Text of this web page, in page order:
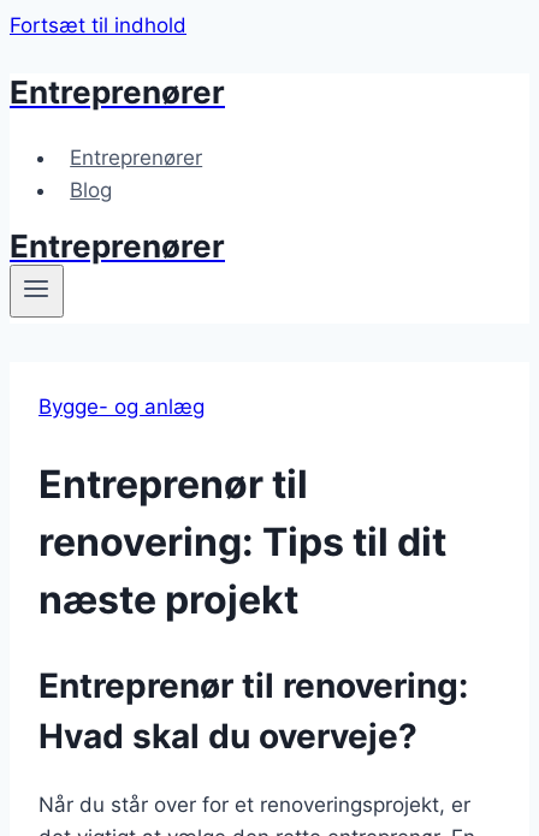
Fortsæt til indhold
Entreprenører
Entreprenører
Blog
Entreprenører
Bygge- og anlæg
Entreprenør til
renovering: Tips til dit
næste projekt
Entreprenør til renovering:
Hvad skal du overveje?
Når du står over for et renoveringsprojekt, er